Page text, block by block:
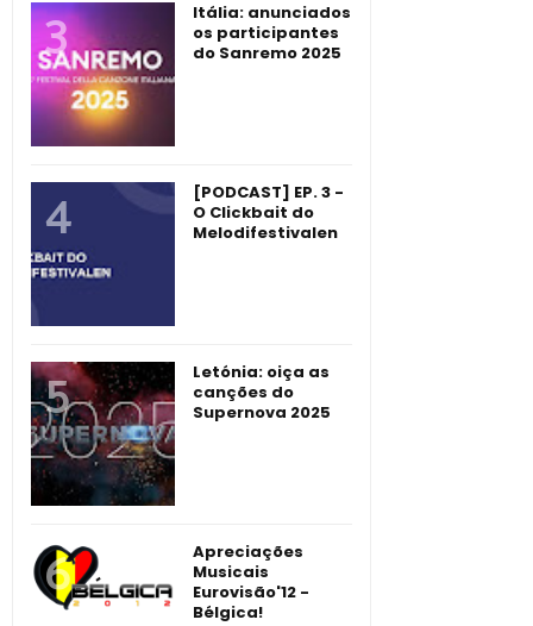
Itália: anunciados
os participantes
do Sanremo 2025
[PODCAST] EP. 3 -
O Clickbait do
Melodifestivalen
Letónia: oiça as
canções do
Supernova 2025
Apreciações
Musicais
Eurovisão'12 -
Bélgica!